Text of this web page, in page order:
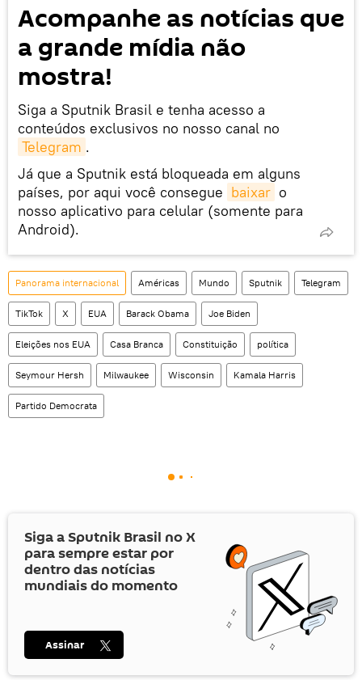
Acompanhe as notícias que
a grande mídia não
mostra!
Siga a Sputnik Brasil e tenha acesso a
conteúdos exclusivos no nosso canal no
Telegram .
Já que a Sputnik está bloqueada em alguns
países, por aqui você consegue baixar o
nosso aplicativo para celular (somente para
Android).
Panorama internacional Américas Mundo Sputnik Telegram
TikTok X EUA Barack Obama Joe Biden
Eleições nos EUA Casa Branca Constituição política
Seymour Hersh Milwaukee Wisconsin Kamala Harris
Partido Democrata
Siga a Sputnik Brasil noX
para sempre estar por
dentro das notícias
mundiais do momento
Assinar